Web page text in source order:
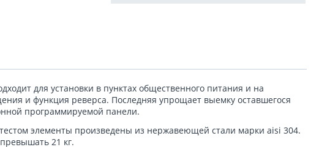
для установки в пунктах общественного питания и на
и функция реверса. Последняя упрощает выемку оставшегося
программируемой панели.
элементы произведены из нержавеющей стали марки aisi 304.
21 кг.